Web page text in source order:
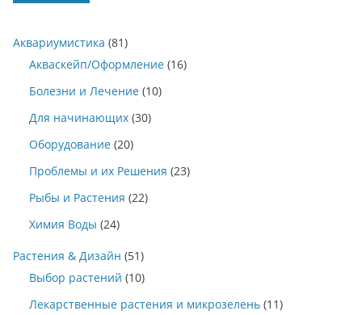
Аквариумистика (81)
Акваскейп/Оформление (16)
Болезни и Лечение (10)
Для начинающих (30)
Оборудование (20)
Проблемы и их Решения (23)
Рыбы и Растения (22)
Химия Воды (24)
Растения & Дизайн (51)
Выбор растений (10)
Лекарственные растения и микрозелень (11)